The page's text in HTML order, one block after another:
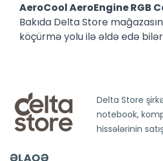
AeroCool AeroEngine RGB
Bakıda Delta Store
köçürmə yolu ilə əldə edə
Delta Store
notebook,
hissələrinin
ƏLAQƏ